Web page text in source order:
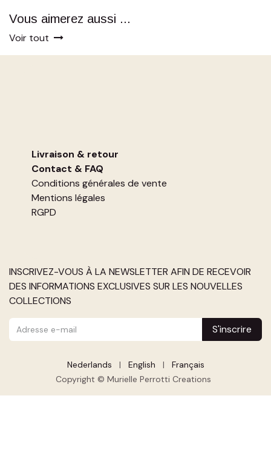
Vous aimerez aussi ...
Voir tout
Livraison & retour
Contact & FAQ
Conditions générales de vente
Mentions légales
RGPD
INSCRIVEZ-VOUS À LA NEWSLETTER AFIN DE RECEVOIR
DES INFORMATIONS EXCLUSIVES SUR LES NOUVELLES
COLLECTIONS
S'inscrire
Copyright © Murielle Perrotti Creations
Nederlands | English | Français